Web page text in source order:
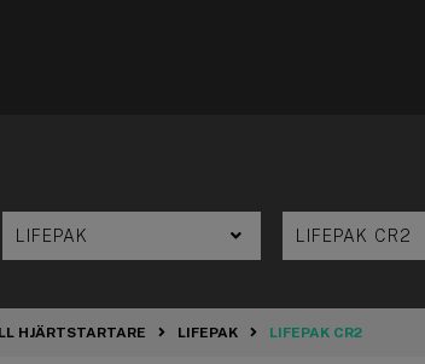
HJÄRTSTARTARE LIFEPAK LIFEPAK CR2